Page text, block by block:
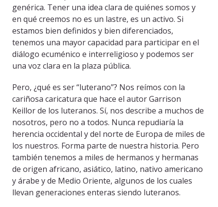
genérica. Tener una idea clara de quiénes somos y
en qué creemos no es un lastre, es un activo. Si
estamos bien definidos y bien diferenciados,
tenemos una mayor capacidad para participar en el
diálogo ecuménico e interreligioso y podemos ser
una voz clara en la plaza pública.
Pero, ¿qué es ser “luterano”? Nos reímos con la
cariñosa caricatura que hace el autor Garrison
Keillor de los luteranos. Sí, nos describe a muchos de
nosotros, pero no a todos. Nunca repudiaría la
herencia occidental y del norte de Europa de miles de
los nuestros. Forma parte de nuestra historia. Pero
también tenemos a miles de hermanos y hermanas
de origen africano, asiático, latino, nativo americano
y árabe y de Medio Oriente, algunos de los cuales
llevan generaciones enteras siendo luteranos.